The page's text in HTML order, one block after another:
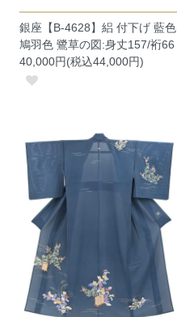
銀座【B-4628】絽 付下げ 藍色
鳩羽色 鷺草の図:身丈157/裄66
40,000円(税込44,000円)